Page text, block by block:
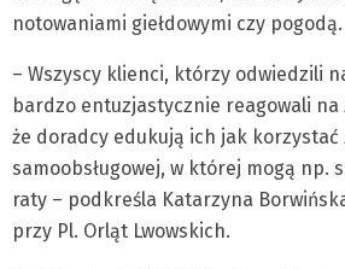
notowaniami giełdowymi czy pogodą.
– Wszyscy klienci, którzy odwiedzili
bardzo entuzjastycznie reagowali na
że doradcy edukują ich jak
samoobsługowej, w której mogą np.
raty – podkreśla Katarzyna
przy Pl. Orląt Lwowskich.